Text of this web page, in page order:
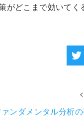
がどこまで効いてく
ァンダメンタル分析